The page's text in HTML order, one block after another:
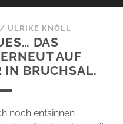
/ ULRIKE KNÖLL
DAS
AUF
IN BRUCHSAL.
noch entsinnen